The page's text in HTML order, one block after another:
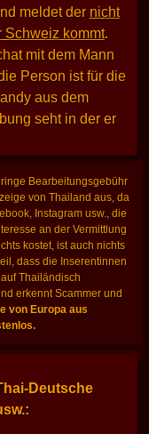
meldet der nicht
Schweiz kommt.
mit dem Mann
Person ist für die
aus dem
seht in der er
Bearbeitungsgebühr
von Thailand aus, da
Instagram usw., die
an der Vermittlung
kostet, ist auch nichts
dass die Inserentinnen
auf Thailändisch
erkennt Scammer und
von Europa aus
Deutsche